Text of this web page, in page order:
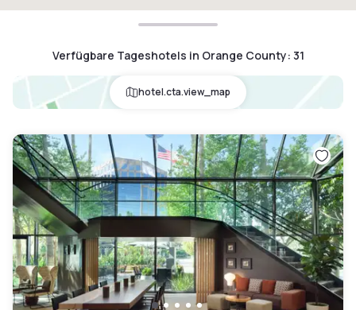
Verfügbare Tageshotels in Orange County: 31
hotel.cta.view_map